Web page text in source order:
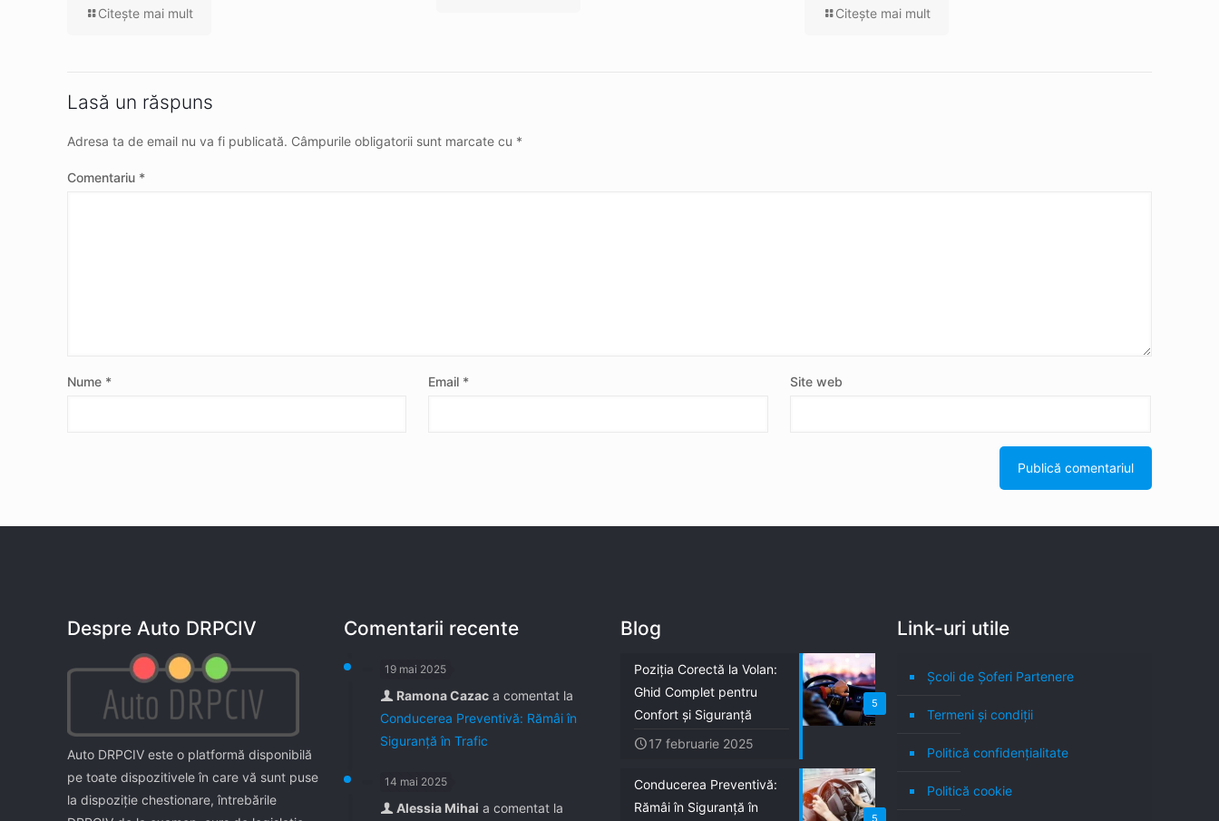
Citeşte mai mult Citeşte mai mult
Lasă un răspuns
Adresa ta de email nu va fi publicată. Câmpurile obligatorii sunt marcate cu *
Comentariu *
Nume * Email * Site web
Despre Auto DRPCIV
Auto DRPCIV este o platformă disponibilă
pe toate dispozitivele în care vă sunt puse
la dispoziţie chestionare, întrebările
Comentarii recente
19 mai 2025
Ramona Cazac a comentat la
Conducerea Preventivă: Rămâi în
Siguranță în Trafic
14 mai 2025
Alessia Mihai a comentat la
Blog
5
Poziția Corectă la Volan:
Ghid Complet pentru
Confort și Siguranță
17 februarie 2025
Conducerea Preventivă:
Rămâi în Siguranță în
Link-uri utile
Școli de Șoferi Partenere
Termeni şi condiţii
Politică confidenţialitate
Politică cookie